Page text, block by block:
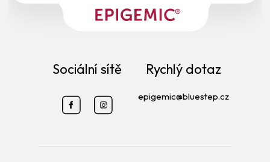
Sociální sítě Rychlý dotaz
epigemic@bluestep.cz